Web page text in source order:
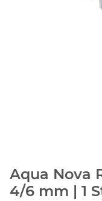
Aqua Nova
4/6 mm | 1